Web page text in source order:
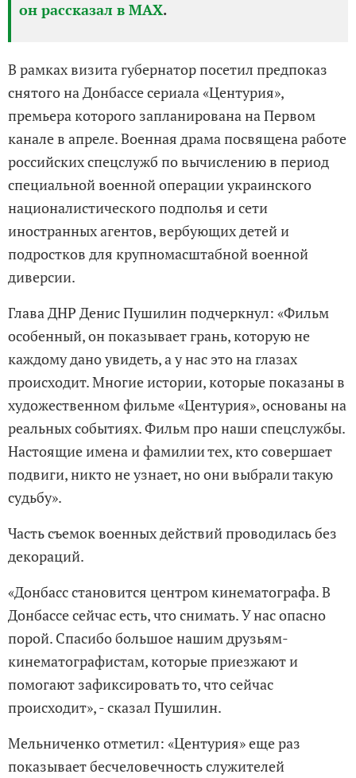
он рассказал в MAX.
В рамках визита губернатор посетил предпоказ
снятого на Донбассе сериала «Центурия»,
премьера которого запланирована на Первом
канале в апреле. Военная драма посвящена работе
российских спецслужб по вычислению в период
специальной военной операции украинского
националистического подполья и сети
иностранных агентов, вербующих детей и
подростков для крупномасштабной военной
диверсии.
Глава ДНР Денис Пушилин подчеркнул: «Фильм
особенный, он показывает грань, которую не
каждому дано увидеть, а у нас это на глазах
происходит. Многие истории, которые показаны в
художественном фильме «Центурия», основаны на
реальных событиях. Фильм про наши спецслужбы.
Настоящие имена и фамилии тех, кто совершает
подвиги, никто не узнает, но они выбрали такую
судьбу».
Часть съемок военных действий проводилась без
декораций.
«Донбасс становится центром кинематографа. В
Донбассе сейчас есть, что снимать. У нас опасно
порой. Спасибо большое нашим друзьям-
кинематографистам, которые приезжают и
помогают зафиксировать то, что сейчас
происходит», - сказал Пушилин.
Мельниченко отметил: «Центурия» еще раз
показывает бесчеловечность служителей